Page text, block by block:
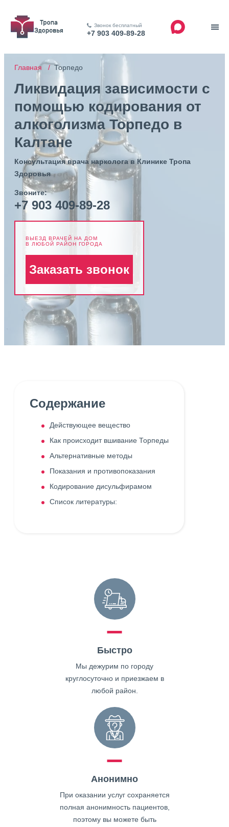
Звонок бесплатный
+7 903 409-89-28
Главная /Торпедо
Ликвидация зависимости с
помощью кодирования от
алкоголизма Торпедо в
Калтане
Консультация врача нарколога в Клинике Тропа
Здоровья
Звоните:
+7 903 409-89-28
ВЫЕЗД ВРАЧЕЙ НА ДОМ
В ЛЮБОЙ РАЙОН ГОРОДА
Заказать звонок
Содержание
Действующее вещество
Как происходит вшивание Торпеды
Альтернативные методы
Показания и противопоказания
Кодирование дисульфирамом
Список литературы:
Быстро
Мы дежурим по городу
круглосуточно и приезжаем в
любой район.
Анонимно
При оказании услуг сохраняется
полная анонимность пациентов,
поэтому вы можете быть